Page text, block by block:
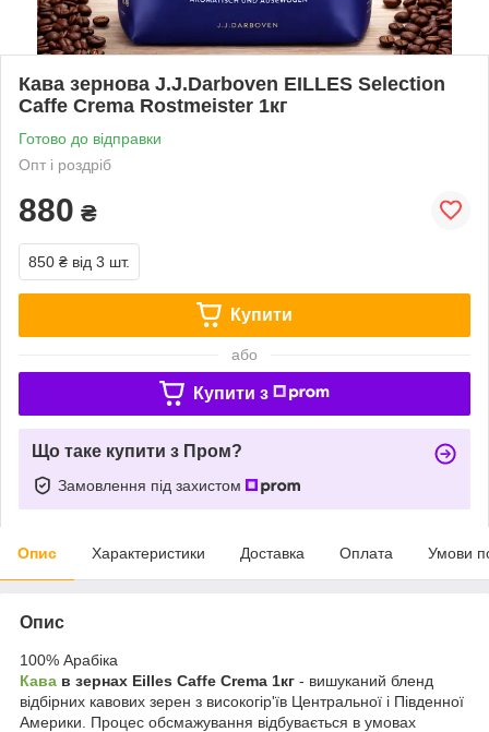
Кава зернова J.J.Darboven EILLES Selection
Caffe Crema Rostmeister 1кг
Готово до відправки
Опт і роздріб
880 ₴
850 ₴ від 3 шт.
Купити
або
Купити з
Що таке купити з Пром?
Замовлення під захистом
Опис Характеристики Доставка Оплата Умови
Опис
100% Арабіка
Кава в зернах Eilles Caffe Crema 1кг - вишуканий бленд
відбірних кавових зерен з високогір'їв Центральної і Південної
Америки. Процес обсмажування відбувається в умовах